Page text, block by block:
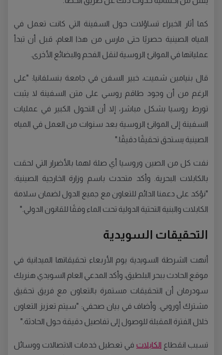
كما أثار الخبراء تساؤلات حول السفينة التي كانت تعمل في
المياه الصينية حصريًا حتى مارس من هذا العام، قبل أن تبدأ
عملياتها في الموانئ الروسية لنقل الفحم والبضائع الأخرى.
قال بنيامين شميت، خبير السفن في جامعة بنسلفانيا: "على
الرغم من أن وجود طاقم روسي على متن السفينة لا يثبت
تورط روسيا بشكل مباشر، إلا أن التحول الكبير في عمليات
السفينة إلى الموانئ الروسية بعد سنوات من العمل في المياه
الصينية يستحق تحقيقًا دقيقًا."
نفت كل من الصين وروسيا أي صلة لهما بالأضرار التي لحقت
بالكابلات البحرية. وأكد متحدث باسم وزارة الخارجية الصينية:
"نؤكد على دعمنا الدائم للتعاون مع جميع الدول لضمان سلامة
الكابلات والبنية التحتية الدولية تحت الماء وفقًا للقانون الدولي."
التحقيقات السويدية
أنهت الشرطة السويدية يوم الأربعاء تحقيقاتها الميدانية في
موقع الحادث ببحر البلطيق، وأكد المدعي العام السويدي هنريك
سودرمان أن التحقيقات مستمرة بالتعاون مع فريق تحقيق
مشترك أوروبي. وأضاف في بيان صحفي: "سيتم تعزيز التعاون
خلال الفترة المقبلة للوصول إلى تفاصيل دقيقة حول الحادثة."
تسبب انقطاع الكابلات في تعطيل خدمات الاتصالات ووسائل